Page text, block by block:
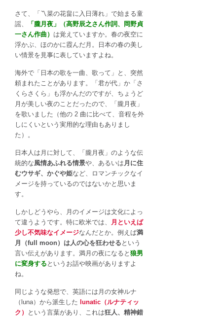
ー
の
は
さて、「〽菜の花畠に入日薄れ」で始まる童
謡、
「朧月夜」（高野辰之さん作詞、岡野貞
一さん作曲） は覚えていますか。春の夜空に
浮かぶ、ほのかに霞んだ月。日本の春の美し
い情景を見事に表していますよね。
海外で「日本の歌を一曲、歌って」と、突然
頼まれたことがあります。「君が代」か「さ
くらさくら」も浮かんだのですが、ちょうど
月が美しい夜のことだったので、「朧月夜」
を歌いました（他の 2 曲に比べて、音程を外
しにくいという実用的な理由もありまし
た）。
日本人は月に対して、「朧月夜」のような伝
統的な風情あふれる情景や、あるいは 月に住
むウサギ、かぐや姫など、ロマンチックなイ
メージを持っているのではないかと思いま
す。
しかしどうやら、月のイメージは文化によっ
て違うようです。特に欧米では、
月といえば
少し不気味なイメージなんだとか。例えば満
月（full moon）は人の心を狂わせる という
言い伝えがあります。満月の夜になると 狼男
に変身する というお話や映画がありますよ
ね。
同じような発想で、英語には月の女神ルナ
（luna）から派生した lunatic（ルナティッ
ク）
という言葉があり、これは狂人、精神錯